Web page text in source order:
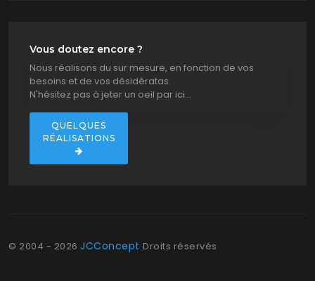
Vous doutez encore ?
Nous réalisons du sur mesure, en fonction de vos
besoins et de vos désidératas.
N'hésitez pas à jeter un oeil par ici...
QUELQUES
RÉALISATIONS
© 2004 - 2026 JCConcept Droits réservés